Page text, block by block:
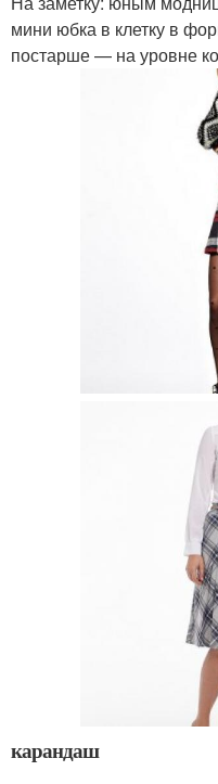
мини юбка в клетку в
постарше — на уровне
карандаш